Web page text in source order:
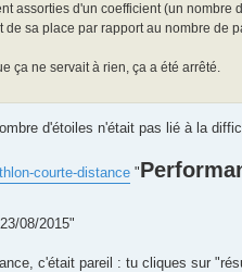
assorties d'un coefficient (un
sa place par rapport au nombre de
ça ne servait à rien, ça a été arrêté.
d'étoiles n'était pas lié à la
courte-distance "
08/2015"
c'était pareil : tu cliques sur